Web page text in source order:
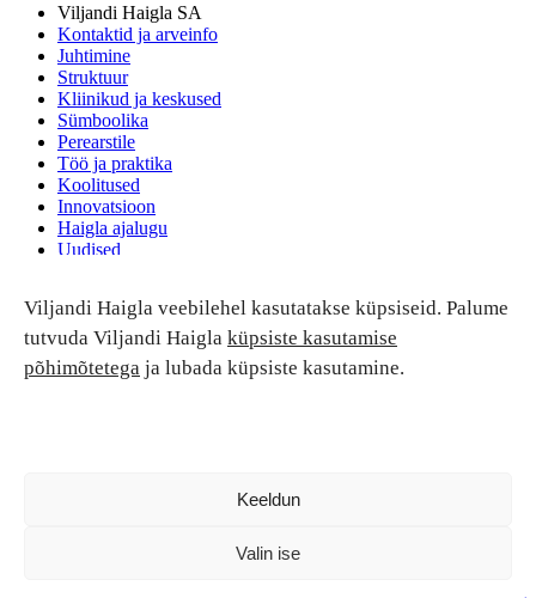
Viljandi Haigla veebilehel kasutatakse küpsiseid. Palume
tutvuda Viljandi Haigla küpsiste kasutamise
põhimõtetega ja lubada küpsiste kasutamine.
Keeldun
Valin ise
Viljandi Haigla SA
Kontaktid ja arveinfo
Juhtimine
Struktuur
Kliinikud ja keskused
Sümboolika
Perearstile
Töö ja praktika
Koolitused
Innovatsioon
Haigla ajalugu
Uudised
Patsiendi turvalisus ja õigused
Patsiendi õigused ja kohustused
Patsiendiohutus
Patsientide nõukoda